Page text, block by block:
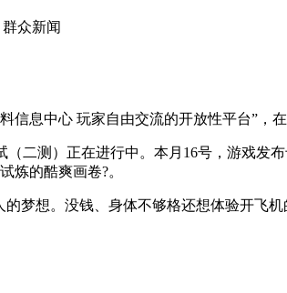
众新闻
信息中心 玩家自由交流的开放性平台”，
（二测）正在进行中。本月16号，游戏
炼的酷爽画卷?。
梦想。没钱、身体不够格还想体验开飞